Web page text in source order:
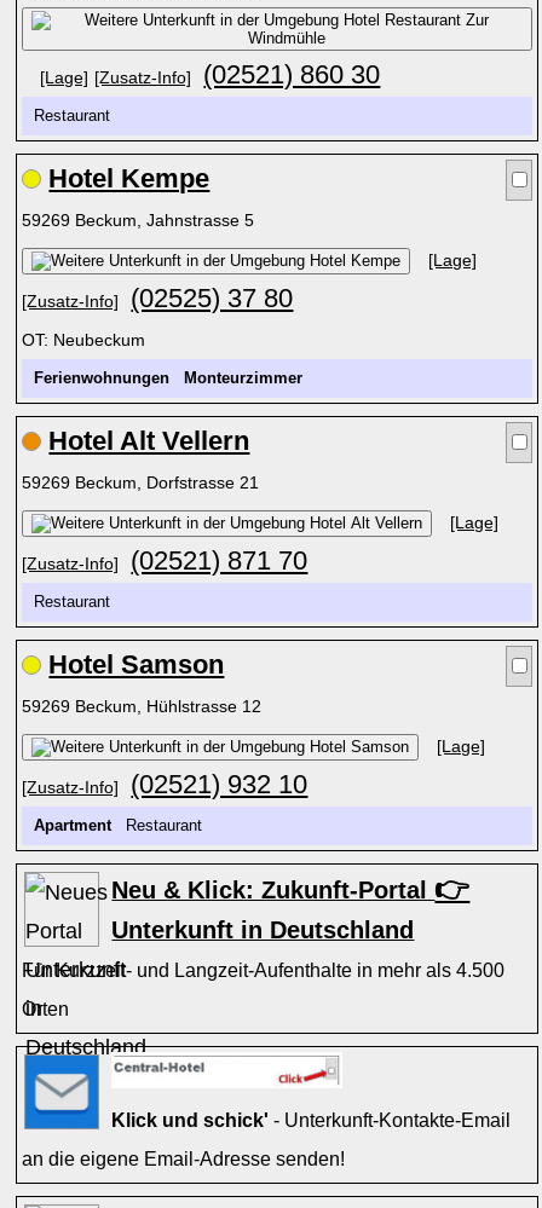
[Lage] [Zusatz-Info] (02521) 860 30
Restaurant
Hotel Kempe
59269 Beckum, Jahnstrasse 5
[Lage]
[Zusatz-Info] (02525) 37 80
OT: Neubeckum
Ferienwohnungen Monteurzimmer
Hotel Alt Vellern
59269 Beckum, Dorfstrasse 21
[Lage]
[Zusatz-Info] (02521) 871 70
Restaurant
Hotel Samson
59269 Beckum, Hühlstrasse 12
[Lage]
[Zusatz-Info] (02521) 932 10
ApartmentRestaurant
Neu & Klick: Zukunft-Portal 👉
Unterkunft in Deutschland
Für Kurzzeit- und Langzeit-Aufenthalte in mehr als 4.500
Orten
Klick und schick' - Unterkunft-Kontakte-Email
an die eigene Email-Adresse senden!